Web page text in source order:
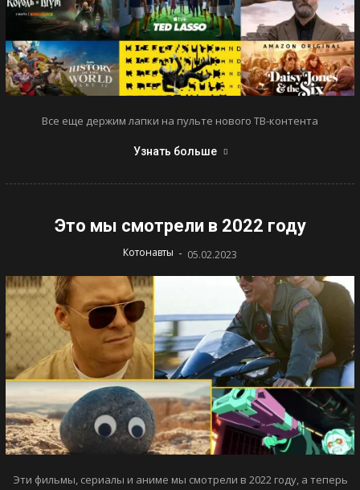
Все еще держим лапки на пульте нового ТВ-контента
Узнать больше
Это мы смотрели в 2022 году
Котонавты - 05.02.2023
Эти фильмы, сериалы и аниме мы смотрели в 2022 году, а теперь